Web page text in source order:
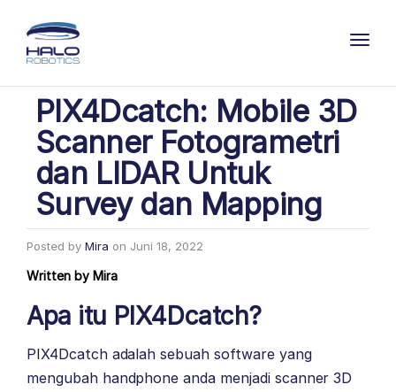
PIX4Dcatch: Mobile 3D
Scanner Fotogrametri
dan LIDAR Untuk
Survey dan Mapping
Posted by Mira on Juni 18, 2022
Written by Mira
Apa itu PIX4Dcatch?
PIX4Dcatch adalah sebuah software yang
mengubah handphone anda menjadi scanner 3D